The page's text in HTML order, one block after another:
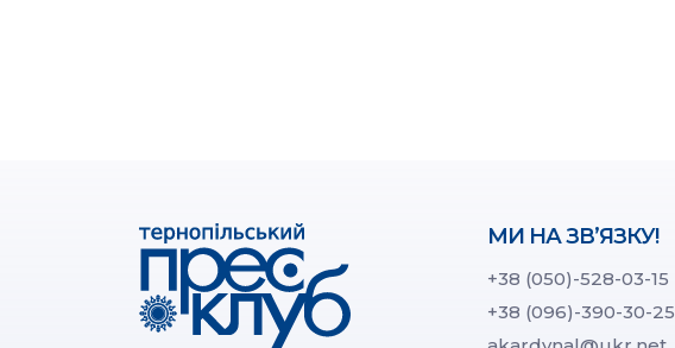
МИ НА ЗВ’ЯЗКУ!
+38 (050)-528-03-15
+38 (096)-390-30-25